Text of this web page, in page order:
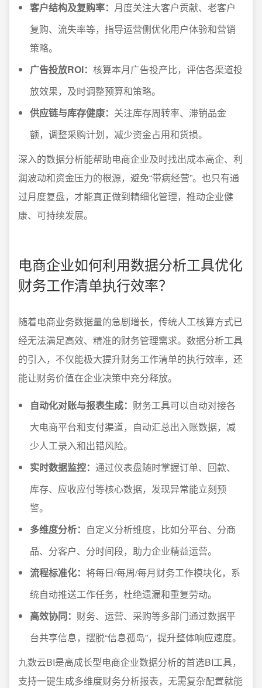
客户结构及复购率： 月度关注大客户贡献、老客户
复购、流失率等，指导运营侧优化用户体验和营销
策略。
广告投放ROI： 核算本月广告投产比，评估各渠道投
放效果，及时调整预算和策略。
供应链与库存健康： 关注库存周转率、滞销品金
额，调整采购计划，减少资金占用和货损。
深入的数据分析能帮助电商企业及时找出成本高企、利
润波动和资金压力的根源，避免“带病经营”。也只有通
过月度复盘，才能真正做到精细化管理，推动企业健
康、可持续发展。
电商企业如何利用数据分析工具优化
财务工作清单执行效率？
随着电商业务数据量的急剧增长，传统人工核算方式已
经无法满足高效、精准的财务管理需求。数据分析工具
的引入，不仅能极大提升财务工作清单的执行效率，还
能让财务价值在企业决策中充分释放。
自动化对账与报表生成： 财务工具可以自动对接各
大电商平台和支付渠道，自动汇总出入账数据，减
少人工录入和出错风险。
实时数据监控： 通过仪表盘随时掌握订单、回款、
库存、应收应付等核心数据，发现异常能立刻预
警。
多维度分析： 自定义分析维度，比如分平台、分商
品、分客户、分时间段，助力企业精益运营。
流程标准化： 将每日/每周/每月财务工作模块化，系
统自动推送工作任务，杜绝遗漏和重复劳动。
高效协同： 财务、运营、采购等多部门通过数据平
台共享信息，摆脱“信息孤岛”，提升整体响应速度。
九数云BI是高成长型电商企业数据分析的首选BI工具，
支持一键生成多维度财务分析报表，无需复杂配置就能